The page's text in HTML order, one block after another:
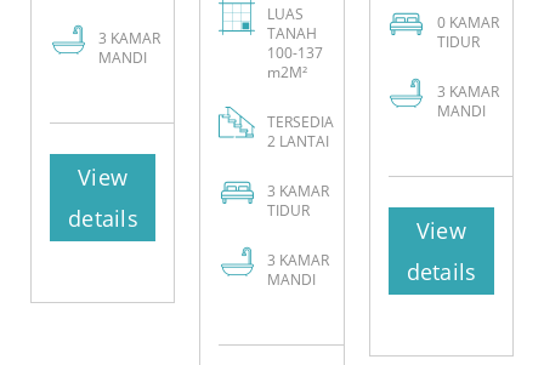
3 KAMAR
MANDI
View
details
LUAS
TANAH
100-137
m2M²
TERSEDIA
2 LANTAI
3 KAMAR
TIDUR
3 KAMAR
MANDI
0 KAMAR
TIDUR
3 KAMAR
MANDI
View
details